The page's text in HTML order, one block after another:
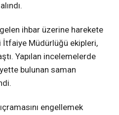
ihbar üzerine harekete
İtfaiye Müdürlüğü ekipleri,
Yapılan incelemelerde
bulunan saman
engellemek